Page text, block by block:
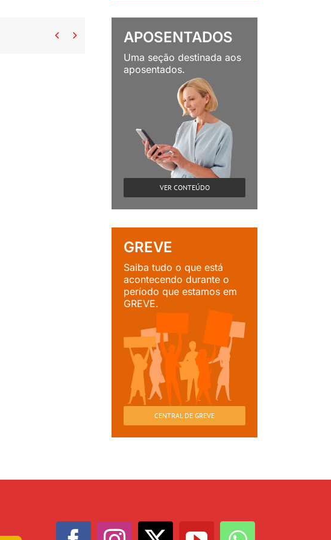
  APOSENTADOS
Uma seção destinada aos
aposentados.
VER CONTEÚDO
GREVE
Saiba tudo o que está
acontecendo durante o
período que estamos em
GREVE.
CENTRAL DE GREVE